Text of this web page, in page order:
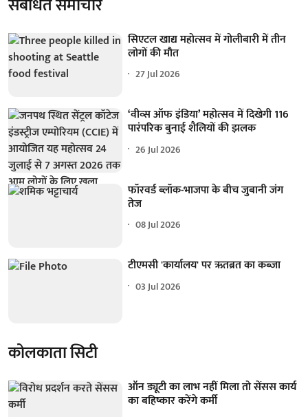
सिएटल खाद्य महोत्सव में गोलीबारी में तीन
लोगों की मौत
27 Jul 2026
‘वीव्स ऑफ इंडिया’ महोत्सव में दिखेगी 116
पारंपरिक बुनाई शैलियों की झलक
26 Jul 2026
फॉरवर्ड ब्लॉक-भाजपा के बीच जुबानी जंग
तेज
08 Jul 2026
टीएमसी 'कार्यालय' पर ऋतब्रत का कब्जा
03 Jul 2026
कोलकाता सिटी
ऑन ड्यूटी का लाभ नहीं मिला तो सेंसस कार्य
का बहिष्कार करेंगे कर्मी